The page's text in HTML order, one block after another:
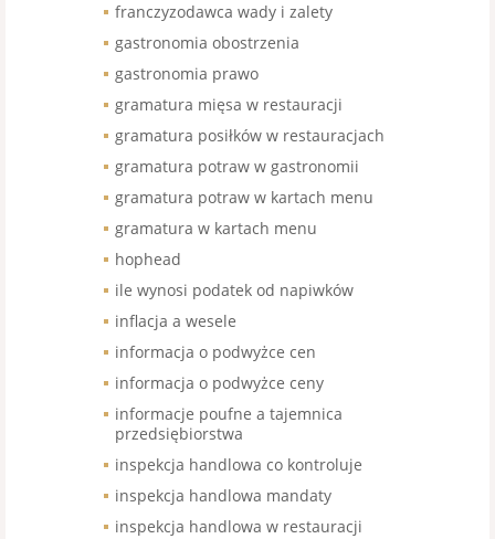
franczyzodawca wady i zalety
gastronomia obostrzenia
gastronomia prawo
gramatura mięsa w restauracji
gramatura posiłków w restauracjach
gramatura potraw w gastronomii
gramatura potraw w kartach menu
gramatura w kartach menu
hophead
ile wynosi podatek od napiwków
inflacja a wesele
informacja o podwyżce cen
informacja o podwyżce ceny
informacje poufne a tajemnica
przedsiębiorstwa
inspekcja handlowa co kontroluje
inspekcja handlowa mandaty
inspekcja handlowa w restauracji